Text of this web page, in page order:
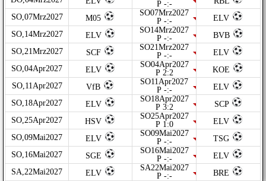
P -:-
SO,07Mrz2027
M05
SO07Mrz2027
P -:-
ELV
SO,14Mrz2027
ELV
SO14Mrz2027
P -:-
BVB
SO,21Mrz2027
SCF
SO21Mrz2027
P -:-
ELV
SO,04Apr2027
ELV
SO04Apr2027
P 2:2
KOE
SO,11Apr2027
VfB
SO11Apr2027
P -:-
ELV
SO,18Apr2027
ELV
SO18Apr2027
P 3:2
SCP
SO,25Apr2027
HSV
SO25Apr2027
P 1:0
ELV
SO,09Mai2027
ELV
SO09Mai2027
P -:-
TSG
SO,16Mai2027
SGE
SO16Mai2027
P -:-
ELV
SA,22Mai2027
ELV
SA22Mai2027
P -:-
BRE